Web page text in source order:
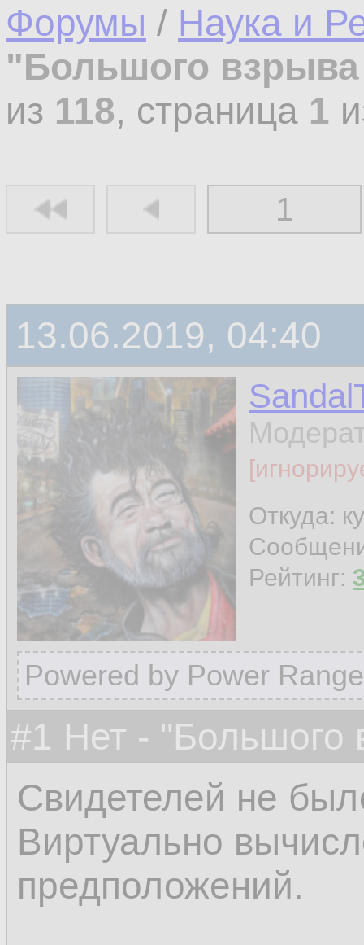
Форумы / Наука и
"Большого
из 118, страница 1
1
13.06.2019, 04:40
Откуда:
Рейтинг:
Powered by Power
#1 Нет - "Большого
Свидетелей не
Виртуально
предположений.